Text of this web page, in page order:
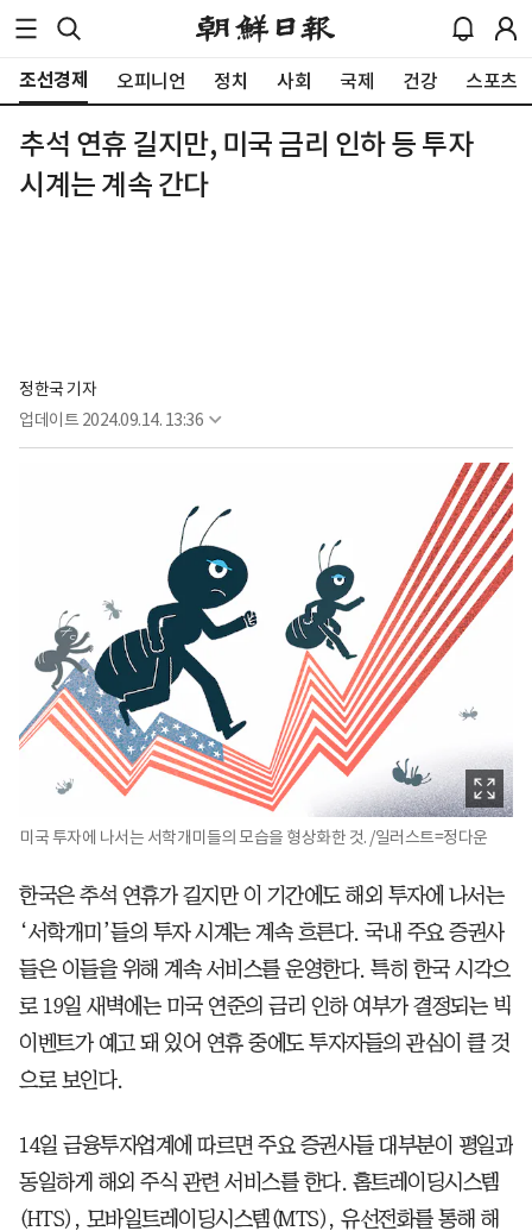
조선경제 오피니언 정치 사회 국제 건강 스포츠
추석 연휴 길지만, 미국 금리 인하 등 투자
시계는 계속 간다
정한국 기자
업데이트 2024.09.14. 13:36
미국 투자에 나서는 서학개미들의 모습을 형상화한 것. /일러스트=정다운
한국은 추석 연휴가 길지만 이 기간에도 해외 투자에 나서는
‘서학개미’들의 투자 시계는 계속 흐른다. 국내 주요 증권사
들은 이들을 위해 계속 서비스를 운영한다. 특히 한국 시각으
로 19일 새벽에는 미국 연준의 금리 인하 여부가 결정되는 빅
이벤트가 예고 돼 있어 연휴 중에도 투자자들의 관심이 클 것
으로 보인다.
14일 금융투자업계에 따르면 주요 증권사들 대부분이 평일과
동일하게 해외 주식 관련 서비스를 한다. 홈트레이딩시스템
(HTS), 모바일트레이딩시스템(MTS), 유선전화를 통해 해